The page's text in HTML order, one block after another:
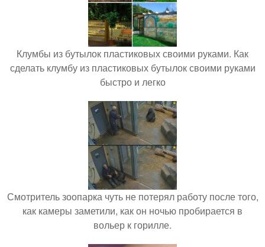
Клумбы из бутылок пластиковых своими руками. Как
сделать клумбу из пластиковых бутылок своими руками
быстро и легко
Смотритель зоопарка чуть не потерял работу после того,
как камеры заметили, как он ночью пробирается в
вольер к горилле.